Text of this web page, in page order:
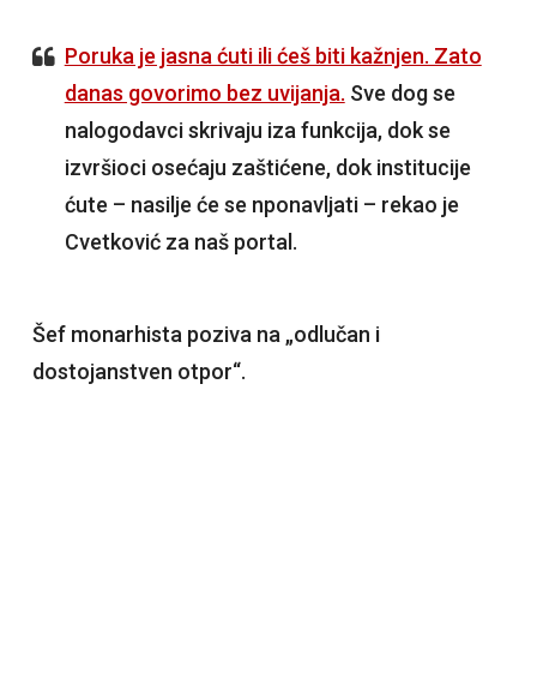
Poruka je jasna ćuti ili ćeš biti kažnjen. Zato
danas govorimo bez uvijanja. Sve dog se
nalogodavci skrivaju iza funkcija, dok se
izvršioci osećaju zaštićene, dok institucije
ćute – nasilje će se nponavljati – rekao je
Cvetković za naš portal.
Šef monarhista poziva na „odlučan i
dostojanstven otpor“.